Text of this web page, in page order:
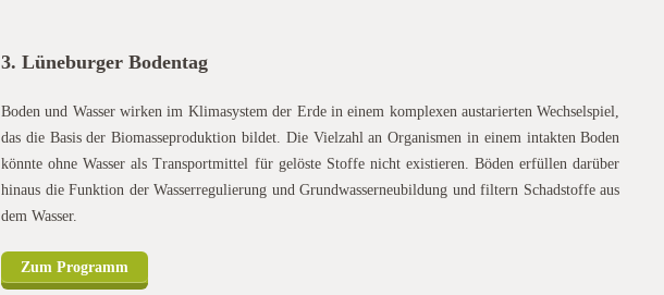
3. Lüneburger Bodentag
Boden und Wasser wirken im Klimasystem der Erde in einem komplexen austarierten Wechselspiel,
das die Basis der Biomasseproduktion bildet. Die Vielzahl an Organismen in einem intakten Boden
könnte ohne Wasser als Transportmittel für gelöste Stoffe nicht existieren. Böden erfüllen darüber
hinaus die Funktion der Wasserregulierung und Grundwasserneubildung und filtern Schadstoffe aus
dem Wasser.
Zum Programm